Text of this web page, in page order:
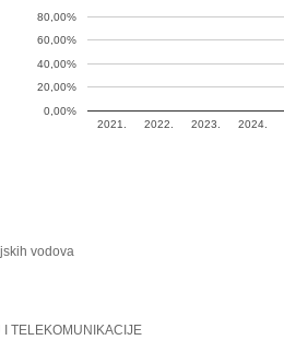
2021. 2022. 2023. 2024.
0,00%
20,00%
40,00%
60,00%
80,00%
vodova
TELEKOMUNIKACIJE